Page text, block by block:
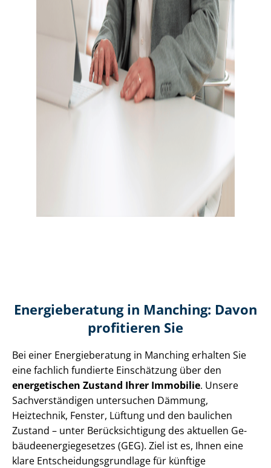
Energieberatung in Manching: Davon
profitieren Sie
Bei einer Energieberatung in Manching erhalten Sie
eine fachlich fundierte Einschätzung über den
energetischen Zustand Ihrer Immobilie. Unsere
Sach­ver­stän­di­gen untersuchen Dämmung,
Heiztechnik, Fenster, Lüftung und den baulichen
Zustand – unter Be­rück­sich­ti­gung des aktuellen Ge­
bäu­de­en­er­gie­ge­set­zes (GEG). Ziel ist es, Ihnen eine
klare Ent­schei­dungs­grund­la­ge für künftige